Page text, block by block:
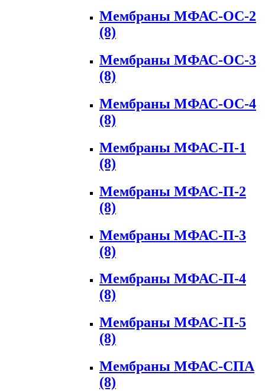
Мембраны МФАС-ОС-2
(8)
Мембраны МФАС-ОС-3
(8)
Мембраны МФАС-ОС-4
(8)
Мембраны МФАС-П-1
(8)
Мембраны МФАС-П-2
(8)
Мембраны МФАС-П-3
(8)
Мембраны МФАС-П-4
(8)
Мембраны МФАС-П-5
(8)
Мембраны МФАС-СПА
(8)